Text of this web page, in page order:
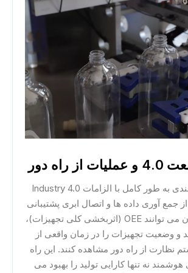
راه دور
سیستم بسته بندی به طور کامل با الزامات Industry 4.0
جمع آوری داده ها و اتصال ابری پشتیبانی
می کند. مشتریان می توانند OEE (اثربخشی کلی تجهیزات)،
و وضعیت تجهیزات را در زمان واقعی از
نظارت از راه دور مشاهده کنند. این راه
نه تنها کارایی تولید را بهبود می